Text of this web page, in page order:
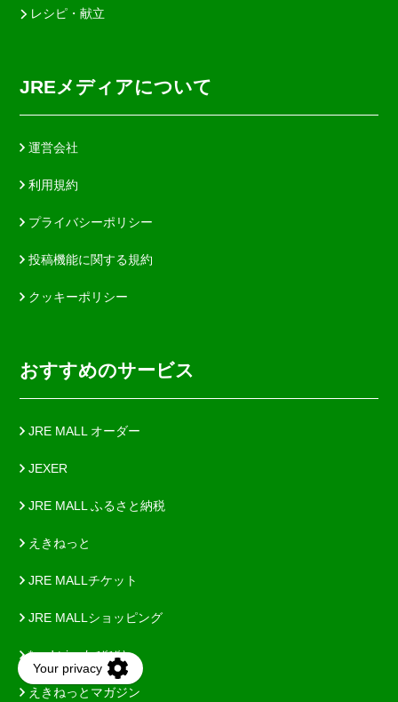
レシピ・献立
JREメディアについて
運営会社
利用規約
プライバシーポリシー
投稿機能に関する規約
クッキーポリシー
おすすめのサービス
JRE MALL オーダー
JEXER
JRE MALL ふるさと納税
えきねっと
JRE MALLチケット
JRE MALLショッピング
*and trip. たびびと
えきねっとマガジン